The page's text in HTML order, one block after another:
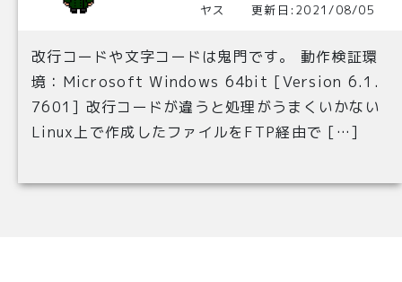
ヤス 更新日:2021/08/05
改行コードや文字コードは鬼門です。 動作検証環
境：Microsoft Windows 64bit [Version 6.1.
7601] 改行コードが違うと処理がうまくいかない
Linux上で作成したファイルをFTP経由で […]